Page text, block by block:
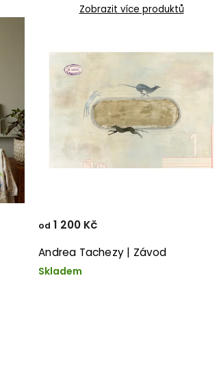
Zobrazit více produktů
Andrea Tachezy | Závod
Skladem
od 1 200 Kč